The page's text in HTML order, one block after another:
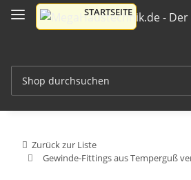
Zurück zur Liste
Gewinde-Fittings aus Temperguß